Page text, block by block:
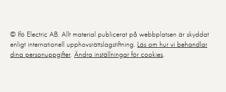
© Ifö Electric AB. Allt material publicerat på webbplatsen är skyddat
enligt internationell upphovsrättslagstiftning. Läs om hur vi behandlar
dina personuppgifter. Ändra inställningar för cookies.